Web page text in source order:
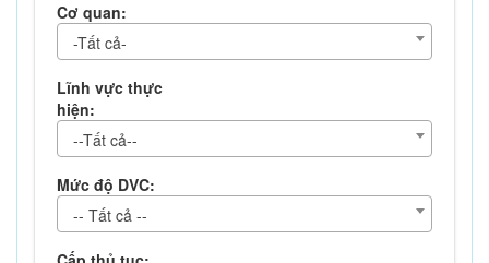
Cơ quan:
-Tất cả-
Lĩnh vực thực
hiện:
--Tất cả--
Mức độ DVC:
-- Tất cả --